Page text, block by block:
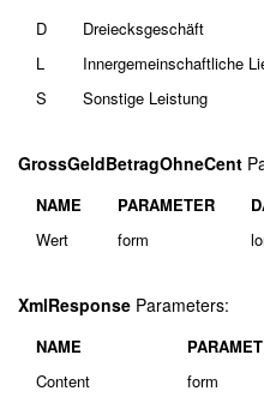
D
Dreiecksgeschäft
L
Innergemeinschaftliche
S
Sonstige Leistung
GrossGeldBetragOhneCent
NAME PARAMETER
Wert
form
XmlResponse Parameters:
NAME
Content
form